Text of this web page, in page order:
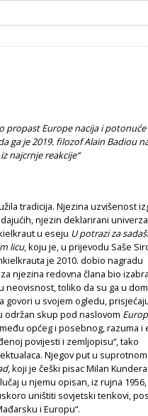
propast Europe nacija i potonuće
ga je 2019. filozof Alain Badiou
najcrnje reakcije“
tradicija. Njezina uzvišenost
njezin deklarirani
u eseju U potrazi za
licu, koju je, u prijevodu Saše
je 2010. dobio nagradu
za njezina redovna člana bio
neovisnost, toliko da su ga u
govori u svojem ogledu,
održan skup pod naslovom
općeg i posebnog, razuma i
povijesti i zemljopisu“, tako
Njegov put u
, koji je češki pisac Milan Kundera
u njemu opisan, iz rujna
uništiti sovjetski tenkovi,
i Europu“.